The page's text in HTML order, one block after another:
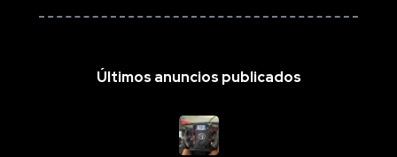
Últimos anuncios publicados